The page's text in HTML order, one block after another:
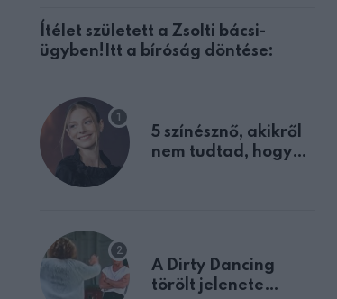
Ítélet született a Zsolti bácsi-
ügyben!Itt a bíróság döntése:
5 színésznő, akikről
nem tudtad, hogy
A Dirty Dancing
törölt jelenete